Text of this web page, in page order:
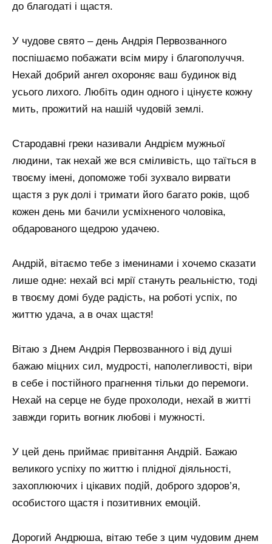
до благодаті і щастя.
У чудове свято – день Андрія Первозванного
поспішаємо побажати всім миру і благополуччя.
Нехай добрий ангел охороняє ваш будинок від
усього лихого. Любіть один одного і цінуєте кожну
мить, прожитий на нашій чудовій землі.
Стародавні греки називали Андрієм мужньої
людини, так нехай же вся сміливість, що таїться в
твоєму імені, допоможе тобі зухвало вирвати
щастя з рук долі і тримати його багато років, щоб
кожен день ми бачили усміхненого чоловіка,
обдарованого щедрою удачею.
Андрій, вітаємо тебе з іменинами і хочемо сказати
лише одне: нехай всі мрії стануть реальністю, тоді
в твоєму домі буде радість, на роботі успіх, по
життю удача, а в очах щастя!
Вітаю з Днем Андрія Первозванного і від душі
бажаю міцних сил, мудрості, наполегливості, віри
в себе і постійного прагнення тільки до перемоги.
Нехай на серце не буде прохолоди, нехай в житті
завжди горить вогник любові і мужності.
У цей день приймає привітання Андрій. Бажаю
великого успіху по життю і плідної діяльності,
захоплюючих і цікавих подій, доброго здоров’я,
особистого щастя і позитивних емоцій.
Дорогий Андрюша, вітаю тебе з цим чудовим днем